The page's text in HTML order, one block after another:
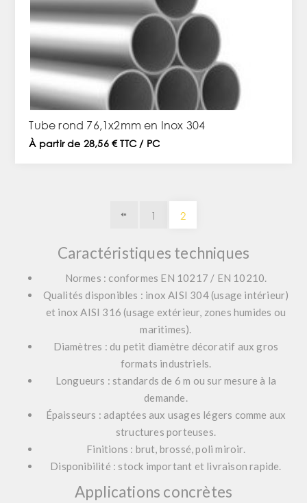
Tube rond 76,1x2mm en Inox 304
À partir de 28,56 € TTC / PC
1 2
Caractéristiques techniques
Normes : conformes EN 10217 / EN 10210.
Qualités disponibles : inox AISI 304 (usage intérieur)
et inox AISI 316 (usage extérieur, zones humides ou
maritimes).
Diamètres : du petit diamètre décoratif aux gros
formats industriels.
Longueurs : standards de 6 m ou sur mesure à la
demande.
Épaisseurs : adaptées aux usages légers comme aux
structures porteuses.
Finitions : brut, brossé, poli miroir.
Disponibilité : stock important et livraison rapide.
Applications concrètes